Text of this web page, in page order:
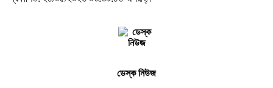
ডেস্ক নিউজ